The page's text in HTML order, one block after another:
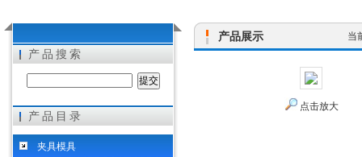
希而科工业控制设备（上海）有限公司
产品搜索
产品目录
夹具模具
产品展示 当
点击放大